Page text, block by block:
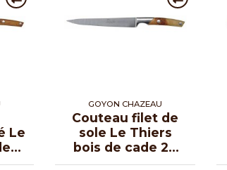
Le
GOYON CHAZEAU
Couteau filet de
sole Le Thiers
bois de cade 20
cm